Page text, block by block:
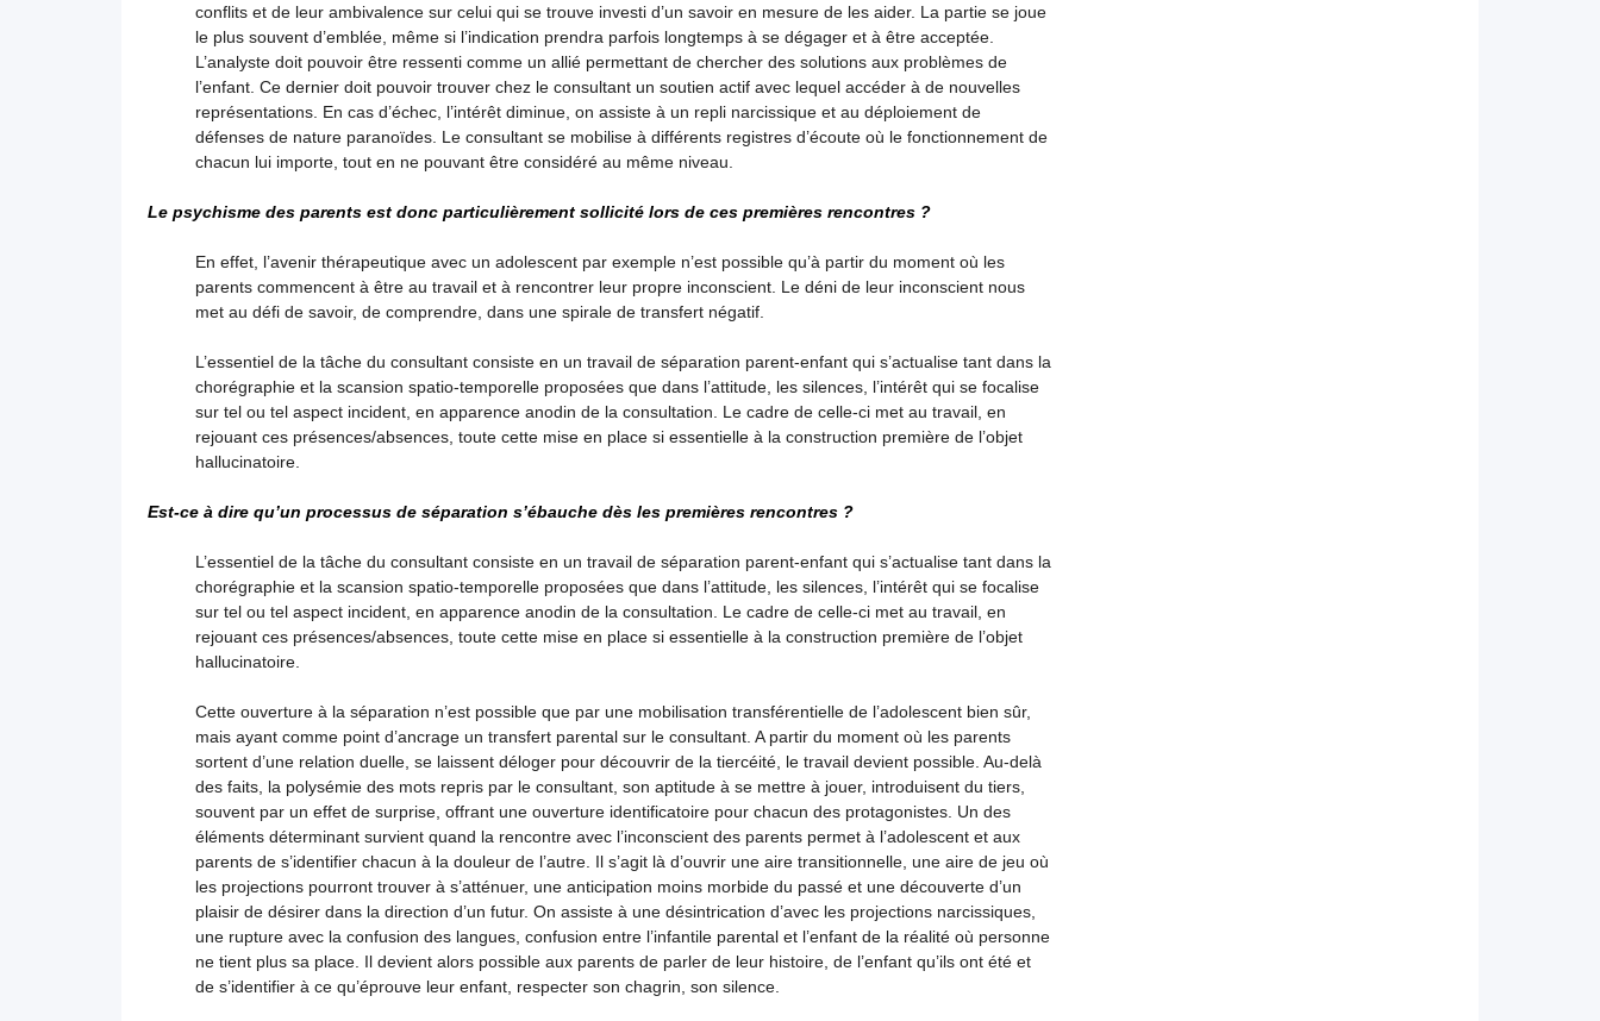
conflits et de leur ambivalence sur celui qui se trouve investi d’un savoir en mesure de les aider. La partie se joue
le plus souvent d’emblée, même si l’indication prendra parfois longtemps à se dégager et à être acceptée.
L’analyste doit pouvoir être ressenti comme un allié permettant de chercher des solutions aux problèmes de
l’enfant. Ce dernier doit pouvoir trouver chez le consultant un soutien actif avec lequel accéder à de nouvelles
représentations. En cas d’échec, l’intérêt diminue, on assiste à un repli narcissique et au déploiement de
défenses de nature paranoïdes. Le consultant se mobilise à différents registres d’écoute où le fonctionnement de
chacun lui importe, tout en ne pouvant être considéré au même niveau.
Le psychisme des parents est donc particulièrement sollicité lors de ces premières rencontres ?
En effet, l’avenir thérapeutique avec un adolescent par exemple n’est possible qu’à partir du moment où les
parents commencent à être au travail et à rencontrer leur propre inconscient. Le déni de leur inconscient nous
met au défi de savoir, de comprendre, dans une spirale de transfert négatif.
L’essentiel de la tâche du consultant consiste en un travail de séparation parent-enfant qui s’actualise tant dans la
chorégraphie et la scansion spatio-temporelle proposées que dans l’attitude, les silences, l’intérêt qui se focalise
sur tel ou tel aspect incident, en apparence anodin de la consultation. Le cadre de celle-ci met au travail, en
rejouant ces présences/absences, toute cette mise en place si essentielle à la construction première de l’objet
hallucinatoire.
Est-ce à dire qu’un processus de séparation s’ébauche dès les premières rencontres ?
L’essentiel de la tâche du consultant consiste en un travail de séparation parent-enfant qui s’actualise tant dans la
chorégraphie et la scansion spatio-temporelle proposées que dans l’attitude, les silences, l’intérêt qui se focalise
sur tel ou tel aspect incident, en apparence anodin de la consultation. Le cadre de celle-ci met au travail, en
rejouant ces présences/absences, toute cette mise en place si essentielle à la construction première de l’objet
hallucinatoire.
Cette ouverture à la séparation n’est possible que par une mobilisation transférentielle de l’adolescent bien sûr,
mais ayant comme point d’ancrage un transfert parental sur le consultant. A partir du moment où les parents
sortent d’une relation duelle, se laissent déloger pour découvrir de la tiercéité, le travail devient possible. Au-delà
des faits, la polysémie des mots repris par le consultant, son aptitude à se mettre à jouer, introduisent du tiers,
souvent par un effet de surprise, offrant une ouverture identificatoire pour chacun des protagonistes. Un des
éléments déterminant survient quand la rencontre avec l’inconscient des parents permet à l’adolescent et aux
parents de s’identifier chacun à la douleur de l’autre. Il s’agit là d’ouvrir une aire transitionnelle, une aire de jeu où
les projections pourront trouver à s’atténuer, une anticipation moins morbide du passé et une découverte d’un
plaisir de désirer dans la direction d’un futur. On assiste à une désintrication d’avec les projections narcissiques,
une rupture avec la confusion des langues, confusion entre l’infantile parental et l’enfant de la réalité où personne
ne tient plus sa place. Il devient alors possible aux parents de parler de leur histoire, de l’enfant qu’ils ont été et
de s’identifier à ce qu’éprouve leur enfant, respecter son chagrin, son silence.